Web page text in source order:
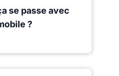
se passe avec
?